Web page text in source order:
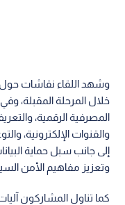
وشهد اللقاء نقاشات حول
خلال المرحلة المقبلة،
المصرفية الرقمية،
والقنوات الإلكترونية،
إلى جانب سبل حماية
وتعزيز مفاهيم الأمن
كما تناول المشاركون